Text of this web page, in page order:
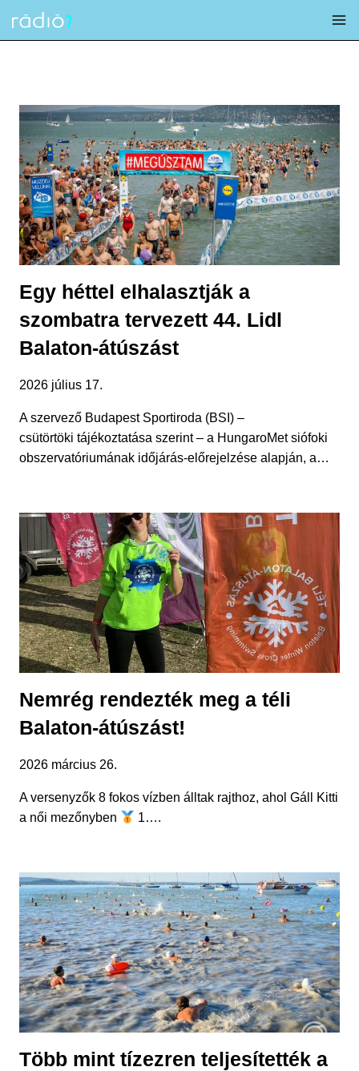
Egy héttel elhalasztják a
szombatra tervezett 44. Lidl
Balaton-átúszást
2026 július 17.
A szervező Budapest Sportiroda (BSI) –
csütörtöki tájékoztatása szerint – a HungaroMet siófoki
obszervatóriumának időjárás-előrejelzése alapján, a…
Nemrég rendezték meg a téli
Balaton-átúszást!
2026 március 26.
A versenyzők 8 fokos vízben álltak rajthoz, ahol Gáll Kitti
a női mezőnyben
1….
Több mint tízezren teljesítették a